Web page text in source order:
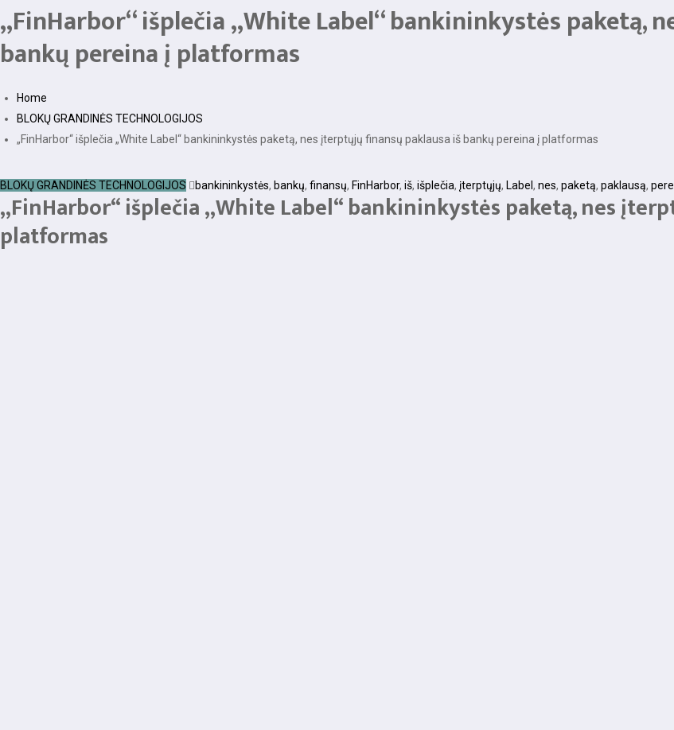
„FinHarbor“ išplečia „White Label“ bankininkystės paketą,
bankų pereina į platformas
Home
BLOKŲ GRANDINĖS TECHNOLOGIJOS
„FinHarbor“ išplečia „White Label“ bankininkystės paketą, nes įterptųjų finansų paklausa iš bankų pereina į platformas
BLOKŲ GRANDINĖS TECHNOLOGIJOS bankininkystės, bankų, finansų, FinHarbor, iš, išplečia, įterptųjų, Label , nes, paketą, paklausą,
„FinHarbor“ išplečia „White Label“ bankininkystės paketą, nes
platformas